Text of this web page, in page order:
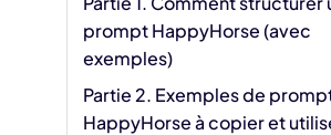
prompt HappyHorse (avec
exemples)
Partie 2. Exemples de
HappyHorse à copier et